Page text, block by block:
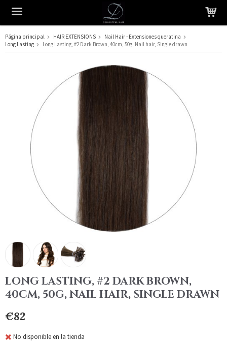
El producto ha sido añadido a su carrito
Página principal HAIR EXTENSIONS
Nail Hair - Extensiones queratina
Long Lasting
Long Lasting, #2 Dark Brown, 40cm, 50g, Nail hair, Single drawn
LONG LASTING, #2 DARK BROWN,
40CM, 50G, NAIL HAIR, SINGLE DRAWN
€82
No disponible en la tienda